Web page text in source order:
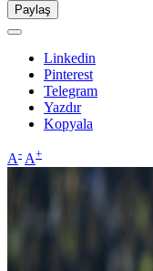
Paylaş
Linkedin
Pinterest
Telegram
Yazdır
Kopyala
A- A+